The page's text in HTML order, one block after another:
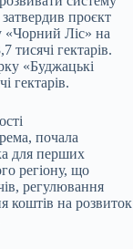
проєкт
«Чорний Ліс» на
гектарів.
«Буджацькі
гектарів.
почала
для перших
регіону, що
регулювання
коштів на розвиток